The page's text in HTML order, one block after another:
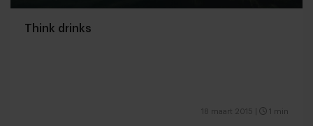
Think drinks
18 maart 2015 1 min